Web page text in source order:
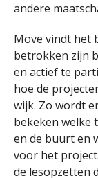
andere
Move vindt het
betrokken zijn
en actief te
hoe de
wijk. Zo wordt
bekeken welke
en de buurt en
voor het
de lesopzetten